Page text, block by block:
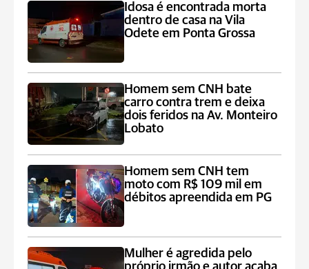
Idosa é encontrada morta
dentro de casa na Vila
Odete em Ponta Grossa
Homem sem CNH bate
carro contra trem e deixa
dois feridos na Av. Monteiro
Lobato
Homem sem CNH tem
moto com R$ 109 mil em
débitos apreendida em PG
Mulher é agredida pelo